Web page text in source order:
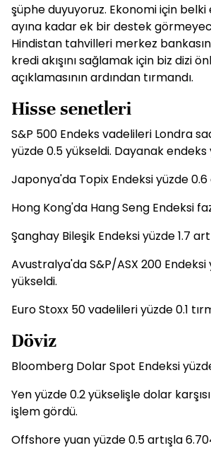
şüphe duyuyoruz. Ekonomi için
ayına kadar ek bir destek
Hindistan tahvilleri merkez
kredi akışını sağlamak için biz dizi
açıklamasının ardından tırmandı.
Hisse senetleri
S&P 500 Endeks vadelileri Londra
yüzde 0.5 yükseldi. Dayanak endeks
Japonya'da Topix Endeksi yüzde 0.6
Hong Kong'da Hang Seng Endeksi
Şanghay Bileşik Endeksi yüzde 1.7
Avustralya'da S&P/ASX 200 Endeksi
yükseldi.
Euro Stoxx 50 vadelileri yüzde 0.1
Döviz
Bloomberg Dolar Spot Endeksi
Yen yüzde 0.2 yükselişle dolar
işlem gördü.
Offshore yuan yüzde 0.5 artışla